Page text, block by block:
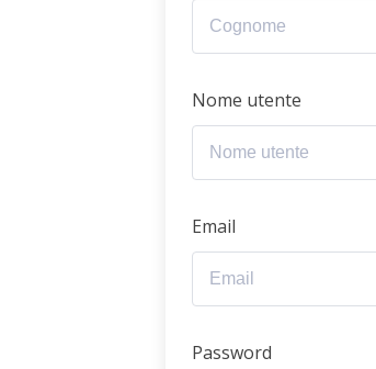
Nome utente
Email
Password